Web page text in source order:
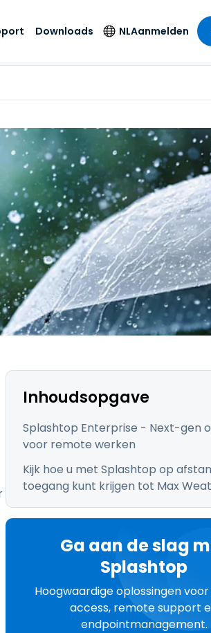
en
On-
Endpointdetectie en
-respons
Foxpass Wifi Access
& Control
Zero Trust Secure
Workspace
Shield (Anti-
oplichting)
Alle producten
Publieke
& Design
& Accounting
sectoren
bedrijfstakken
Downloads NL
Deutsch
Español
Français
Italiano
Nederlands
Português
简体中文
繁體中文
日本語
ภาษาไทย
Aanmelden
Inhoudsopgave
Splashtop Enterprise - Next-gen
voor remote werken
Kijk hoe u met Splashtop op
toegang kunt krijgen tot Max
Ga aan de slag
Splashtop
Hoogwaardige oplossingen
access, remote support
endpointmanagement.